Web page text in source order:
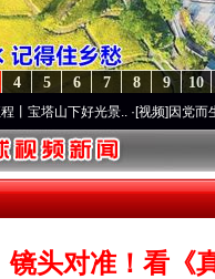
10
9
8
7
6
5
4
光景..·[视频]因党而生 为党而战
镜头对准！看《